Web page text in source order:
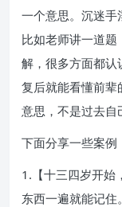
一个意思。沉迷手
比如老师讲一道
解，很多方面都认
复后就能看懂前辈
意思，不是过去自
下面分享一些案例
1.【十三四岁开始
东西一遍就能记